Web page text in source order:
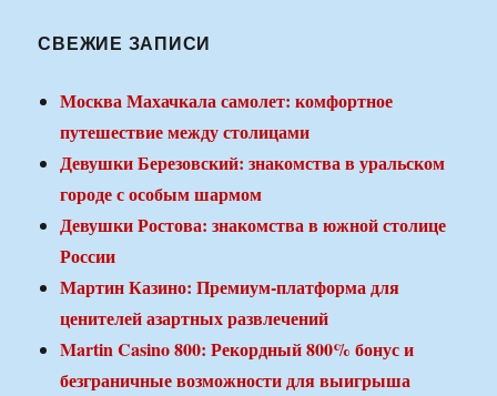
СВЕЖИЕ ЗАПИСИ
Москва Махачкала самолет: комфортное
путешествие между столицами
Девушки Березовский: знакомства в уральском
городе с особым шармом
Девушки Ростова: знакомства в южной столице
России
Мартин Казино: Премиум-платформа для
ценителей азартных развлечений
Martin Casino 800: Рекордный 800% бонус и
безграничные возможности для выигрыша